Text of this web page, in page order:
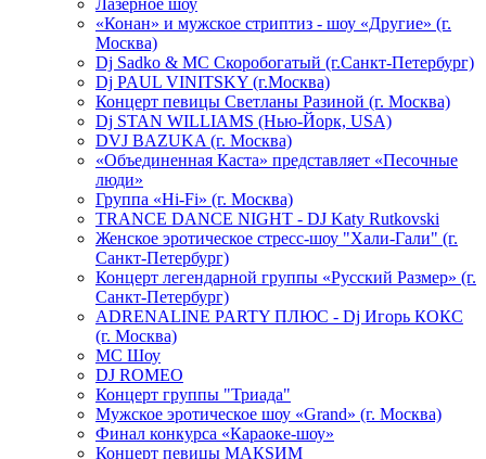
Лазерное шоу
«Конан» и мужское стриптиз - шоу «Другие» (г.
Москва)
Dj Sadko & МС Скоробогатый (г.Санкт-Петербург)
Dj PAUL VINITSKY (г.Москва)
Концерт певицы Светланы Разиной (г. Москва)
Dj STAN WILLIAMS (Нью-Йорк, USA)
DVJ BAZUKA (г. Москва)
«Объединенная Каста» представляет «Песочные
люди»
Группа «Hi-Fi» (г. Москва)
TRANCE DANCE NIGHT - DJ Katy Rutkovski
Женское эротическое стресс-шоу "Хали-Гали" (г.
Санкт-Петербург)
Концерт легендарной группы «Русский Размер» (г.
Санкт-Петербург)
ADRENALINE PARTY ПЛЮС - Dj Игорь КОКС
(г. Москва)
MC Шоу
DJ ROMEO
Концерт группы "Триада"
Мужское эротическое шоу «Grand» (г. Москва)
Финал конкурса «Караоке-шоу»
Концерт певицы МАКSИМ